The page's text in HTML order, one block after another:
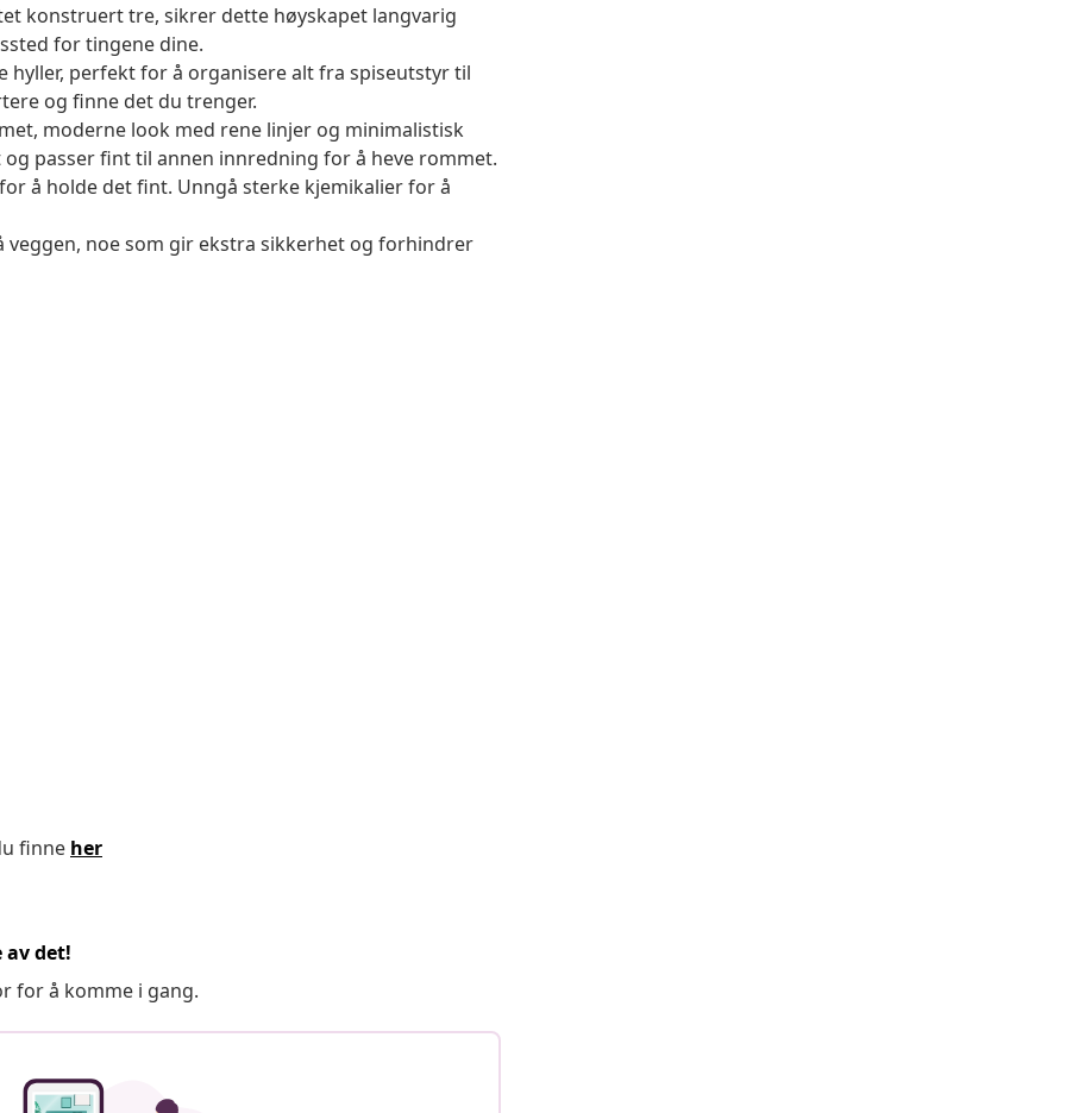
konstruert tre, sikrer dette høyskapet langvarig
for tingene dine.
hyller, perfekt for å organisere alt fra spiseutstyr til
og finne det du trenger.
moderne look med rene linjer og minimalistisk
passer fint til annen innredning for å heve rommet.
å holde det fint. Unngå sterke kjemikalier for å
veggen, noe som gir ekstra sikkerhet og forhindrer
finne her
det!
for å komme i gang.